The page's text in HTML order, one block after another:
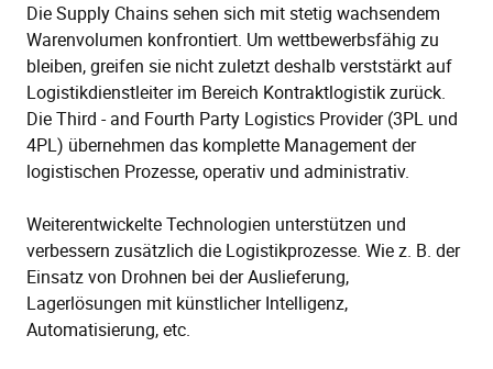
Die Supply Chains sehen sich mit stetig wachsendem
Warenvolumen konfrontiert. Um wettbewerbsfähig zu
bleiben, greifen sie nicht zuletzt deshalb verststärkt auf
Logistikdienstleiter im Bereich Kontraktlogistik zurück.
Die Third - and Fourth Party Logistics Provider (3PL und
4PL) übernehmen das komplette Management der
logistischen Prozesse, operativ und administrativ.
Weiterentwickelte Technologien unterstützen und
verbessern zusätzlich die Logistikprozesse. Wie z. B. der
Einsatz von Drohnen bei der Auslieferung,
Lagerlösungen mit künstlicher Intelligenz,
Automatisierung, etc.